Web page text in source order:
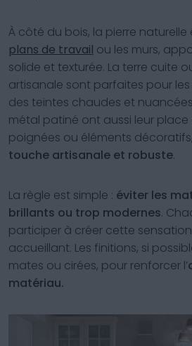
À côté du bois, la pierre naturelle
plans de travail ou les murs,
solide et texturée. La terre cuite
artisanale sont parfaites pour
des teintes chaudes et
métal patiné ont aussi leur place
poignées ou éléments
touche artisanale et robuste.
La règle est simple : éviter les
brillants ou trop modernes.
participer à créer cette
accueillant. Les finitions, si
mates ou cirées, pour renforcer l’
matériau.